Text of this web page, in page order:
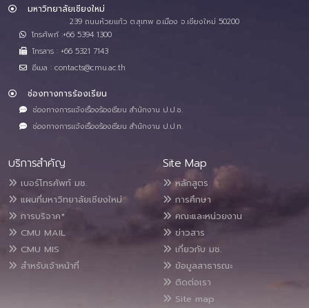
มหาวิทยาลัยเชียงใหม่
239 ถนนห้วยแก้ว ต.สุเทพ อ.เมือง จ.เชียงใหม่ 50200
โทรศัพท์ :+66 5394 1300
โทรสาร : +66 5321 7143
อีเมล : contacts@cmu.ac.th
ช่องทางการร้องเรียน
ช่องทางการแจ้งเรื่องร้องเรียน สำนักงาน ป.ป.ช.
ช่องทางการแจ้งเรื่องร้องเรียน สำนักงาน ป.ป.ท.
บริการสำคัญ
เบอร์โทรศัพท์ มช.
แผนที่มหาวิทยาลัยเชียงใหม่
การบริจาค*
CMU MAIL
CMU MIS
สำหรับเจ้าหน้าที่
Site Map
หลักสูตร
การศึกษา
คณะและหน่วยงาน
ข่าวสาร
เกี่ยวกับ มช.
ข้อมูลสาธารณะ
ติดต่อเรา
Site map